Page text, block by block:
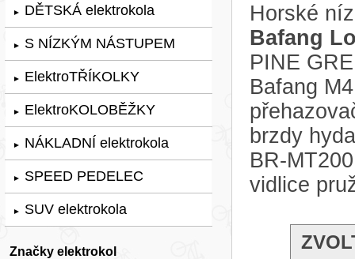
► DĚTSKÁ elektrokola
► S NÍZKÝM NÁSTUPEM
► ElektroTŘÍKOLKY
► ElektroKOLOBĚŽKY
► NÁKLADNÍ elektrokola
► SPEED PEDELEC
► SUV elektrokola
Značky elektrokol
Horské
Bafang
PINE
Bafang
brzdy
BR-
vidlice